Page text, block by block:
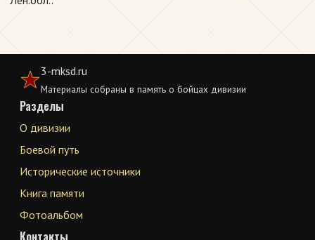
3-mksd.ru
Материалы собраны в память о бойцах дивизии
Разделы
О дивизии
Боевой путь
Исторические источники
Книга памяти
Фотоальбом
Контакты